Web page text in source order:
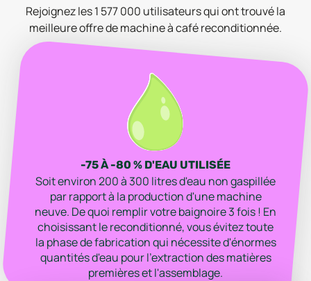
Rejoignez les1 577 000 utilisateurs qui ont trouvé la
meilleure offrede machine à caféreconditionnée.
-75 À -80 % D'EAU UTILISÉE
Soit environ 200 à 300 litres d'eau non gaspillée
par rapport à la production d'une machine
neuve. De quoi remplir votre baignoire 3 fois ! En
choisissant le reconditionné, vous évitez toute
la phase de fabrication qui nécessite d'énormes
quantités d'eau pour l'extraction des matières
premières et l'assemblage.